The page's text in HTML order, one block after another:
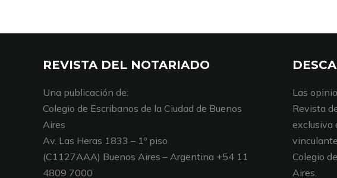
REVISTA DEL NOTARIADO
Una publicación de:
Colegio de Escribanos de la Ciudad de Buenos
Aires
Av. Las Heras 1833 – 1º piso
(C1127AAA) Buenos Aires – Argentina +54 11
4809 7000
Las
Revista
exclusiva
Colegio
Aires.